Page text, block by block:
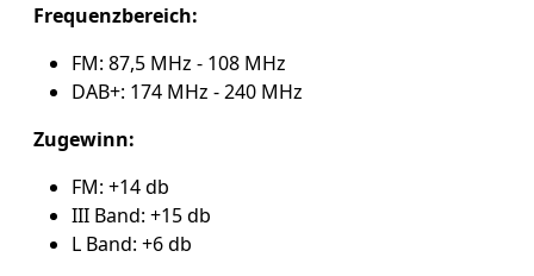
Frequenzbereich:
FM: 87,5 MHz - 108 MHz
DAB+: 174 MHz - 240 MHz
Zugewinn:
FM: +14 db
III Band: +15 db
L Band: +6 db